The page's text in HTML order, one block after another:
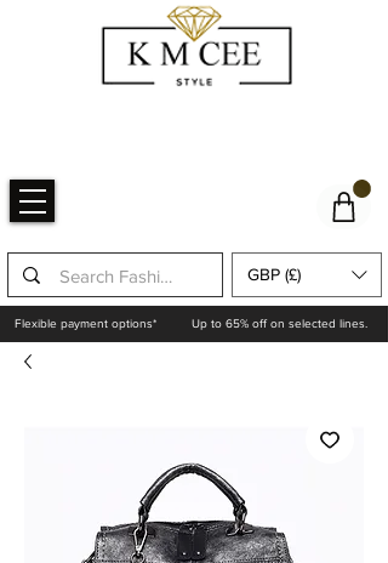
GBP (£)
Flexible payment options* Up to 65% off on selected lines.